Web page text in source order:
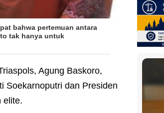
bahwa pertemuan antara
tak hanya untuk
Agung Baskoro,
Soekarnoputri dan Presiden
elite.